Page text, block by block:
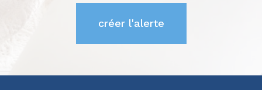
créer l'alerte